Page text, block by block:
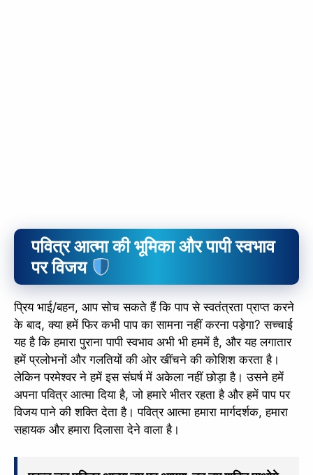
पवित्र आत्मा की भूमिका और पापी स्वभाव
पर विजय
प्रिय भाई/बहन, आप सोच सकते हैं कि पाप से स्वतंत्रता प्राप्त करने
के बाद, क्या हमें फिर कभी पाप का सामना नहीं करना पड़ेगा? सच्चाई
यह है कि हमारा पुराना पापी स्वभाव अभी भी हममें है, और यह लगातार
हमें प्रलोभनों और गलतियों की ओर खींचने की कोशिश करता है।
लेकिन परमेश्वर ने हमें इस संघर्ष में अकेला नहीं छोड़ा है। उसने हमें
अपना पवित्र आत्मा दिया है, जो हमारे भीतर रहता है और हमें पाप पर
विजय पाने की शक्ति देता है। पवित्र आत्मा हमारा मार्गदर्शक, हमारा
सहायक और हमारा दिलासा देने वाला है।